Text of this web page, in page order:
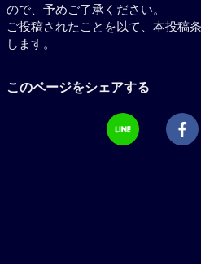
ので、予めご了承ください。
ご投稿されたことを以て、本投稿
します。
このページをシェアする